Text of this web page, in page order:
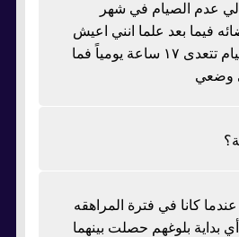
عدم الصيام في شهر
فيما بعد علما انني اعيش
في كندا وفترة الصيام تتعدى ١٧ ساعة يومياً فما
وضعي
كانا في فترة المراهقه
بداية بلوغهم حصلت بينهما